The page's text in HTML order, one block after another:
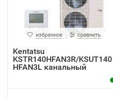
избранное сравнить
Kentatsu
KSTR140HFAN3R/KSUT140
HFAN3L канальный